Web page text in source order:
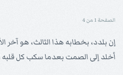
الصفحة 1 من 4
إن بلدد، بخطابه هذا الثالث، هو
أخلد إلى الصمت بعدما سكب كل قلبه